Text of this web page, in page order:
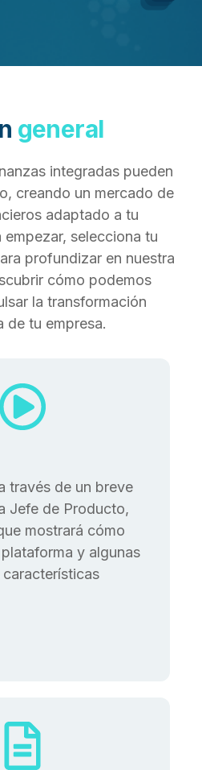
general
integradas pueden
creando un mercado de
adaptado a tu
empezar, selecciona tu
profundizar en nuestra
cómo podemos
la transformación
de tu empresa.
través de un breve
Jefe de Producto,
mostrará cómo
y algunas